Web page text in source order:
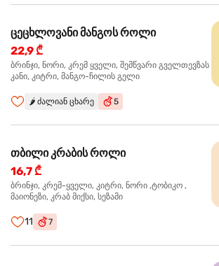
ცეცხლოვანი მანგოს როლი
22,9 ₾
ბრინჯი, ნორი, კრემ ყველი, შემწვარი გველთევზას
კანი, კიტრი, მანგო-ჩილის გელი
🌶️ ძალიან ცხარე 5
თბილი კრაბის როლი
16,7 ₾
ბრინჯი, კრემ-ყველი, კიტრი, ნორი ,ტობიკო ,
მაიონეზი, კრაბ მიქსი, სეზამი
11 7